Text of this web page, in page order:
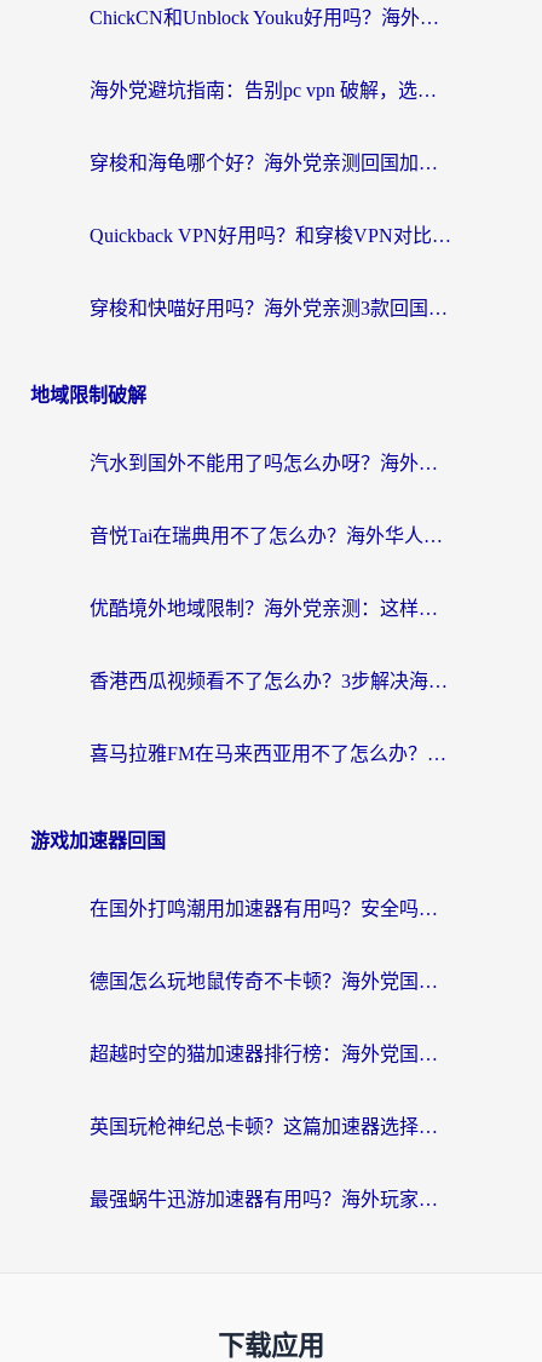
ChickCN和Unblock Youku好用吗？海外党亲测3款回国加速器，附iOS免费选择指南
海外党避坑指南：告别pc vpn 破解，选对回国加速器轻松访问国内资源
穿梭和海龟哪个好？海外党亲测回国加速器，附电脑免费VPN推荐
Quickback VPN好用吗？和穿梭VPN对比哪个回国效果更好？海外党必看的真实测评与选择指南
穿梭和快喵好用吗？海外党亲测3款回国加速器，附日本回国VPN避坑指南
地域限制破解
汽水到国外不能用了吗怎么办呀？海外党追剧看片的救星在这里！
音悦Tai在瑞典用不了怎么办？海外华人追剧听歌的实用指南
优酷境外地域限制？海外党亲测：这样看国内剧再也不卡（附3个实用场景解决）
香港西瓜视频看不了怎么办？3步解决海外追剧难题，附靠谱加速器推荐
喜马拉雅FM在马来西亚用不了怎么办？海外华人亲测有效的回国加速指南
游戏加速器回国
在国外打鸣潮用加速器有用吗？安全吗？海外玩家国服游戏加速全指南
德国怎么玩地鼠传奇不卡顿？海外党国服游戏加速全攻略（含战双EVE实用指南）
超越时空的猫加速器排行榜：海外党国服游戏不卡顿的终极选择指南
英国玩枪神纪总卡顿？这篇加速器选择指南帮你告别延迟（附实测推荐）
最强蜗牛迅游加速器有用吗？海外玩家国服游戏加速避坑指南（附德国玩忍者必须死3流星蝴蝶剑解决办法）
下载应用